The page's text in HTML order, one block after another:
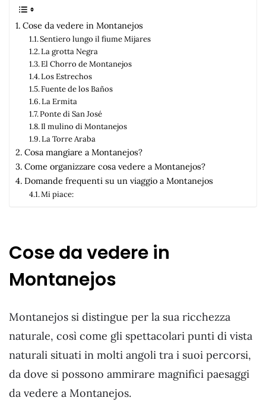
Cose da vedere in Montanejos
Sentiero lungo il fiume Mijares
La grotta Negra
El Chorro de Montanejos
Los Estrechos
Fuente de los Baños
La Ermita
Ponte di San José
Il mulino di Montanejos
La Torre Araba
Cosa mangiare a Montanejos?
Come organizzare cosa vedere a Montanejos?
Domande frequenti su un viaggio a Montanejos
Mi piace:
Cose da vedere in
Montanejos
Montanejos si distingue per la sua ricchezza
naturale, così come gli spettacolari punti di vista
naturali situati in molti angoli tra i suoi percorsi,
da dove si possono ammirare magnifici paesaggi
da vedere a Montanejos.